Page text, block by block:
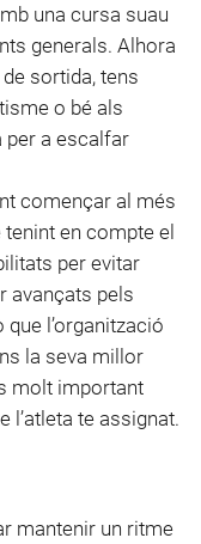
una cursa suau
generals. Alhora
sortida, tens
o bé als
per a escalfar
començar al més
en compte el
per evitar
avançats pels
l’organització
la seva millor
molt important
l’atleta te assignat.
mantenir un ritme